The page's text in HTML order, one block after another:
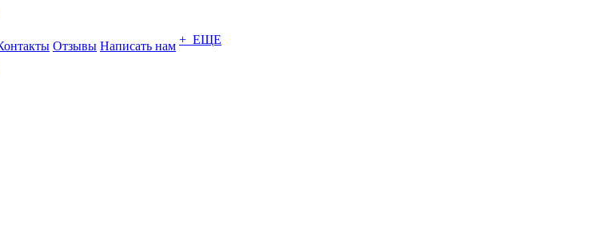
Отзывы Написать нам + ЕЩЕ